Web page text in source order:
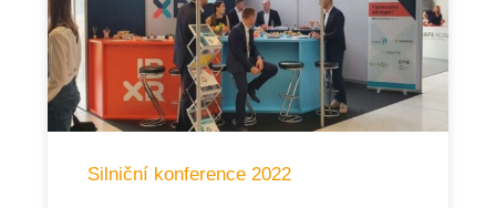
Silniční konference 2022